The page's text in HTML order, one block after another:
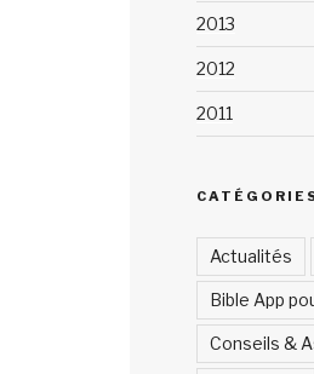
2013
2012
2011
Actualités
Bible App
Conseils &